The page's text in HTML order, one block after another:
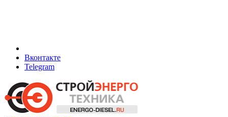
Вконтакте
Telegram